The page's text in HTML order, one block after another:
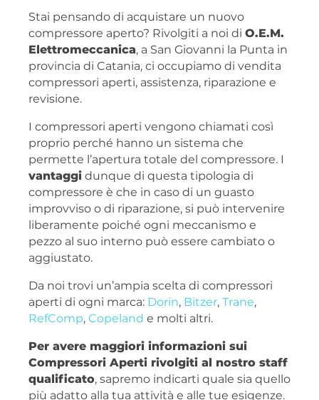
Stai pensando di acquistare un nuovo
compressore aperto? Rivolgiti a noi di O.E.M.
Elettromeccanica, a San Giovanni la Punta in
provincia di Catania, ci occupiamo di vendita
compressori aperti, assistenza, riparazione e
revisione.
I compressori aperti vengono chiamati così
proprio perché hanno un sistema che
permette l’apertura totale del compressore. I
vantaggi dunque di questa tipologia di
compressore è che in caso di un guasto
improvviso o di riparazione, si può intervenire
liberamente poiché ogni meccanismo e
pezzo al suo interno può essere cambiato o
aggiustato.
Da noi trovi un’ampia scelta di compressori
aperti di ogni marca: Dorin, Bitzer, Trane,
RefComp, Copeland e molti altri.
Per avere maggiori informazioni sui
Compressori Aperti rivolgiti al nostro staff
qualificato, sapremo indicarti quale sia quello
più adatto alla tua attività e alle tue esigenze.